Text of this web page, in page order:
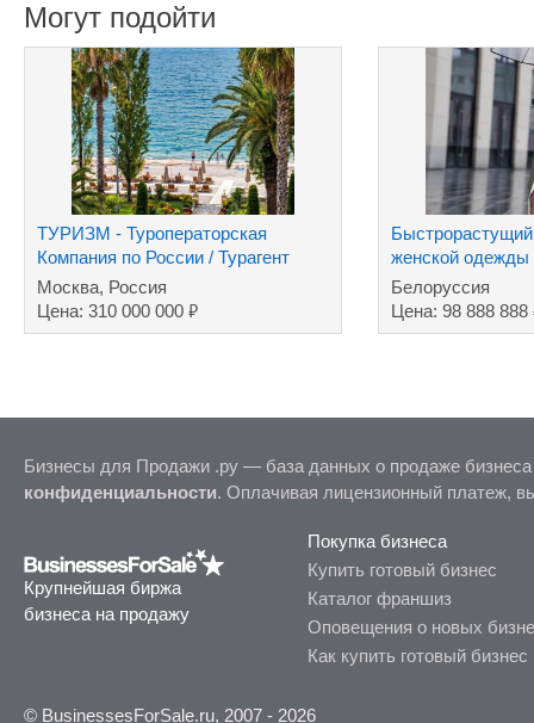
Могут подойти
ТУРИЗМ - Туроператорская
Компания по России / Турагент
туров за рубеж
Москва, Россия
Цена: 310 000 000 ₽
женской
производством
Белоруссия
Цена: 98 888 888
Бизнесы для Продажи .ру — база данных о продаже
конфиденциальности. Оплачивая лицензионный платеж,
Крупнейшая биржа
бизнеса на продажу
Покупка бизнеса
Купить готовый бизнес
Каталог франшиз
Оповещения о новых
Как купить готовый бизнес
© BusinessesForSale.ru, 2007 - 2026